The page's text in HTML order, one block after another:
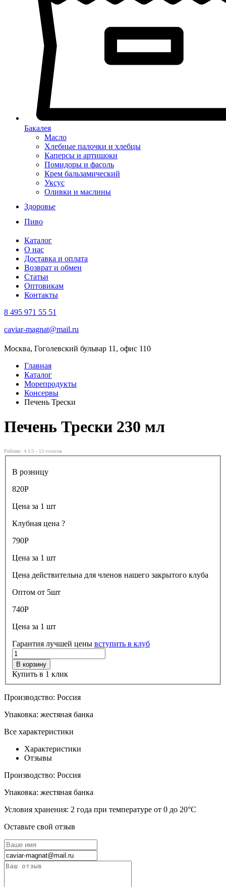
Бакалея
Масло
Хлебные палочки и хлебцы
Каперсы и артишоки
Помидоры и фасоль
Крем бальзамический
Уксус
Оливки и маслины
Здоровье
Пиво
Каталог
О нас
Доставка и оплата
Возврат и обмен
Статьи
Оптовикам
Контакты
8 495 971 55 51
caviar-magnat@mail.ru
Москва, Гоголевский бульвар 11, офис 110
Главная
Каталог
Морепродукты
Консервы
Печень Трески
Печень Трески 230 мл
Рейтинг: 4.1/5 - 13 голосов
В розницу
820Р
Цена за 1 шт
Клубная цена ?
790Р
Цена за 1 шт
Цена действительна для членов нашего закрытого клуба
Оптом от 5шт
740Р
Цена за 1 шт
Гарантия лучшей цены вступить в клуб
В корзину
Купить в 1 клик
Производство: Россия
Упаковка: жестяная банка
Все характеристики
Характеристики
Отзывы
Производство: Россия
Упаковка: жестяная банка
Условия хранения: 2 года при температуре от 0 до 20°С
Оставьте свой отзыв